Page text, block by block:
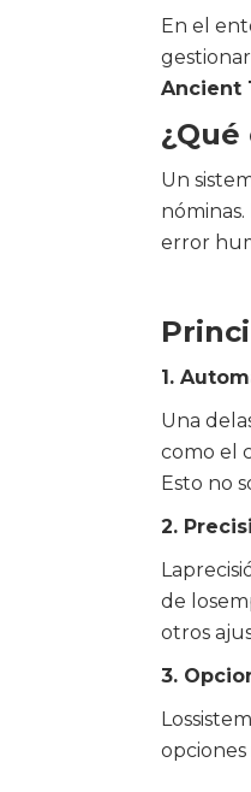
En el
Ancient
Un
error
1.
Una
como el
Esto no
2.
de
otros
3.